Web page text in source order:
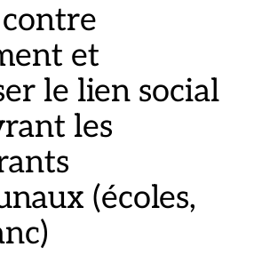
et
le lien social
les
(écoles,